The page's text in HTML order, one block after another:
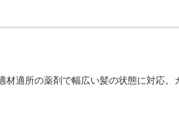
材適所の薬剤で幅広い髪の状態に対応